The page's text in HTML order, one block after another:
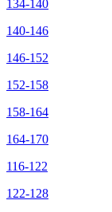
134-140
140-146
146-152
152-158
158-164
164-170
116-122
122-128